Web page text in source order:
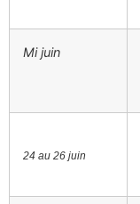
Mi juin
24 au 26 juin